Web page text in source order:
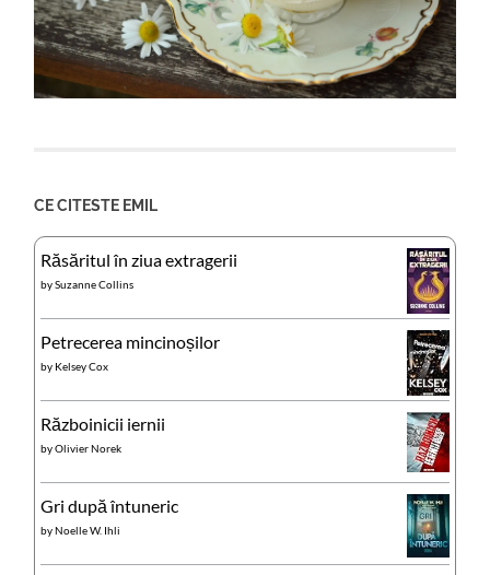
CE CITESTE EMIL
Răsăritul în ziua extragerii
bySuzanne Collins
Petrecerea mincinoșilor
by Kelsey Cox
Războinicii iernii
byOlivier Norek
Gri după întuneric
byNoelle W. Ihli